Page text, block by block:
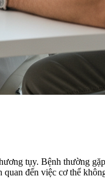
tụy. Bệnh thường
đến việc cơ thể